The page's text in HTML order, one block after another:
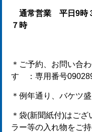
通常営業 平日9時
７時
＊ご予約、お問い合
す ：専用番号
＊例年通り、バケツ
＊袋(新聞紙付)はご
ラー等の入れ物をご